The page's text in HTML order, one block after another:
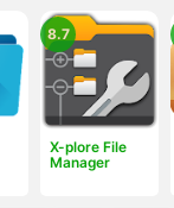
X-plore File
Manager
8.7